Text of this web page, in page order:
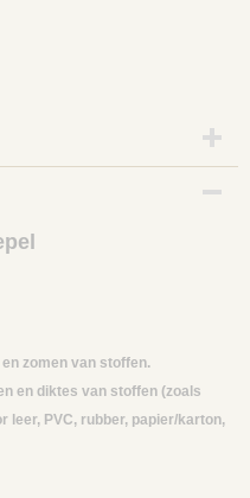
zomen van stoffen.
en diktes van stoffen (zoals
leer, PVC, rubber, papier/karton,